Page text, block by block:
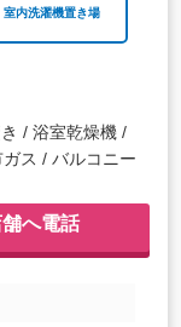
室内洗濯機置き場
浴室乾燥機
ス バルコニー
舗へ電話